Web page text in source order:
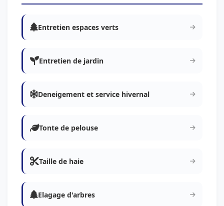
Entretien espaces verts
Entretien de jardin
Deneigement et service hivernal
Tonte de pelouse
Taille de haie
Elagage d'arbres